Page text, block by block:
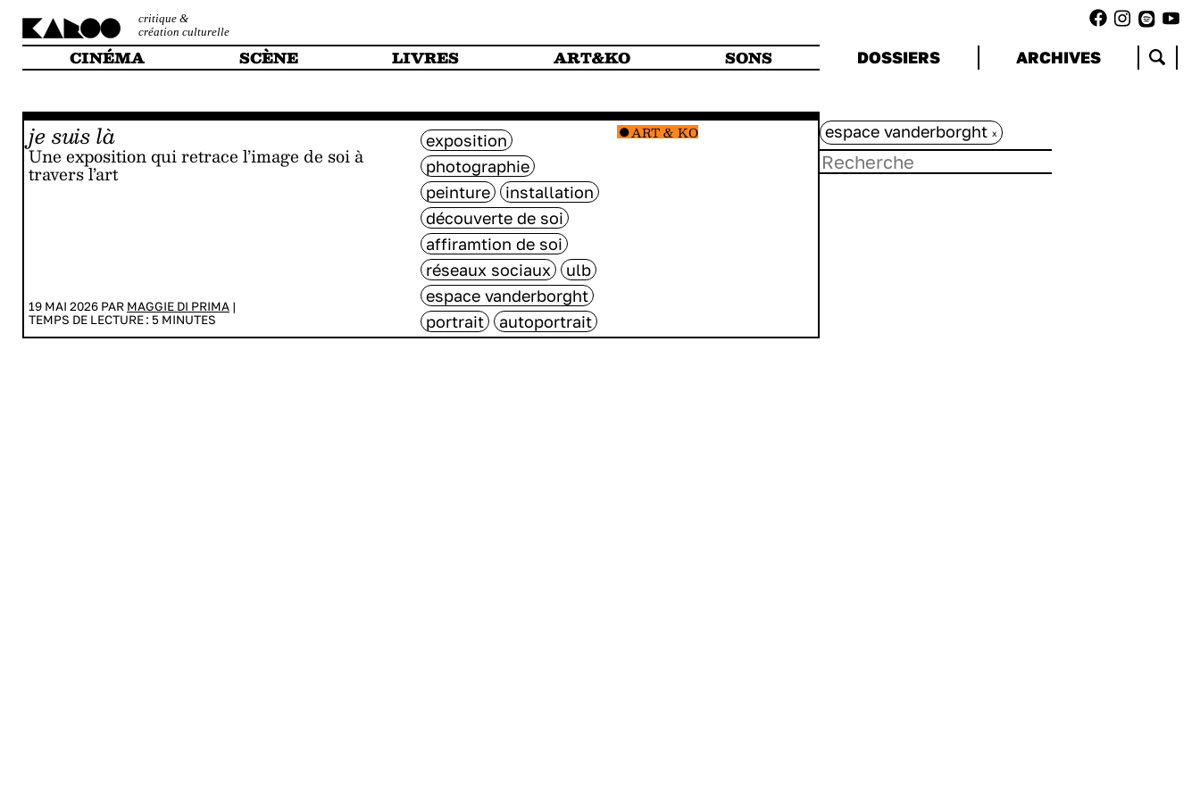
critique &
création culturelle
CINÉMA SCÈNE LIVRES ART&KO SONS DOSSIERS ARCHIVES
je suis là
Une exposition qui retrace l’image de soi à
travers l’art
19 MAI 2026 PAR MAGGIE DI PRIMA |
TEMPS DE LECTURE : 5 MINUTES
exposition
photographie
peinture
installation
découverte de soi
affiramtion de soi
réseaux sociaux
ulb
espace vanderborght
portrait
autoportrait
ART & KO espace vanderborght x